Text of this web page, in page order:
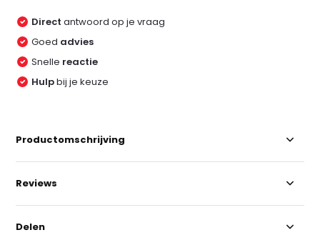
Direct antwoord op je vraag
Goed advies
Snelle reactie
Hulpbij je keuze
Productomschrijving
Reviews
Delen